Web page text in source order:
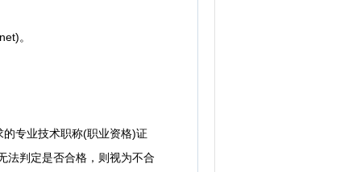
。
专业技术职称(职业资格)证
法判定是否合格，则视为不合